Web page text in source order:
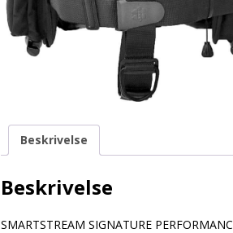
Beskrivelse
Beskrivelse
SMARTSTREAM SIGNATURE